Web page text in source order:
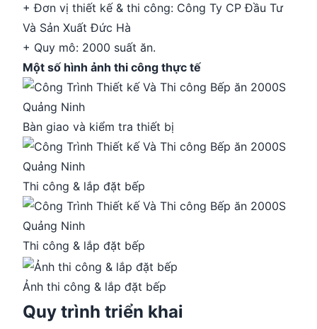
+ Đơn vị thiết kế & thi công: Công Ty CP Đầu Tư
Và Sản Xuất Đức Hà
+ Quy mô: 2000 suất ăn.
Một số hình ảnh thi công thực tế
Bàn giao và kiểm tra thiết bị
Thi công & lắp đặt bếp
Thi công & lắp đặt bếp
Ảnh thi công & lắp đặt bếp
Quy trình triển khai